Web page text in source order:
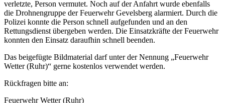
verletzte, Person vermutet. Noch auf der Anfahrt wurde ebenfalls
die Drohnengruppe der Feuerwehr Gevelsberg alarmiert. Durch die
Polizei konnte die Person schnell aufgefunden und an den
Rettungsdienst übergeben werden. Die Einsatzkräfte der Feuerwehr
konnten den Einsatz daraufhin schnell beenden.
Das beigefügte Bildmaterial darf unter der Nennung „Feuerwehr
Wetter (Ruhr)“ gerne kostenlos verwendet werden.
Rückfragen bitte an:
Feuerwehr Wetter (Ruhr)